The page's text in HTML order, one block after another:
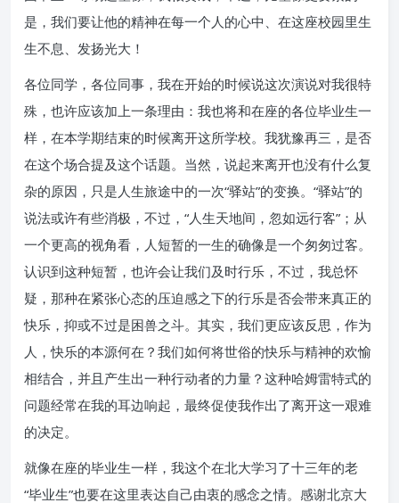
是，我们要让他的精神在每一个人的心中、在这座校园里生
生不息、发扬光大！
各位同学，各位同事，我在开始的时候说这次演说对我很特
殊，也许应该加上一条理由：我也将和在座的各位毕业生一
样，在本学期结束的时候离开这所学校。我犹豫再三，是否
在这个场合提及这个话题。当然，说起来离开也没有什么复
杂的原因，只是人生旅途中的一次“驿站”的变换。“驿站”的
说法或许有些消极，不过，“人生天地间，忽如远行客”；从
一个更高的视角看，人短暂的一生的确像是一个匆匆过客。
认识到这种短暂，也许会让我们及时行乐，不过，我总怀
疑，那种在紧张心态的压迫感之下的行乐是否会带来真正的
快乐，抑或不过是困兽之斗。其实，我们更应该反思，作为
人，快乐的本源何在？我们如何将世俗的快乐与精神的欢愉
相结合，并且产生出一种行动者的力量？这种哈姆雷特式的
问题经常在我的耳边响起，最终促使我作出了离开这一艰难
的决定。
就像在座的毕业生一样，我这个在北大学习了十三年的老
“毕业生”也要在这里表达自己由衷的感念之情。感谢北京大